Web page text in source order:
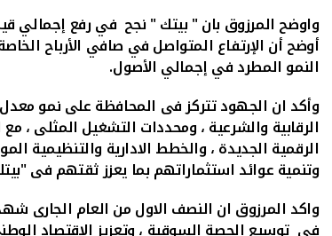
واوضح المرزوق بان " بيتك " نجح في رفع إجمالي
أوضح أن الإرتفاع المتواصل في صافي الأرباح
النمو المطردفي إجمالي الأصول.
وأكد ان الجهود تتركز فى المحافظة على نمو معدل
الرقابية والشرعية ، ومحددات التشغيل المثلى ،
الرقمية الجديدة ، والخطط الادارية والتنظيمية
وتنمية عوائد استثماراتهم بما يعزز ثقتهم فى
واكد المرزوق ان النصف الاول من العام الجارى